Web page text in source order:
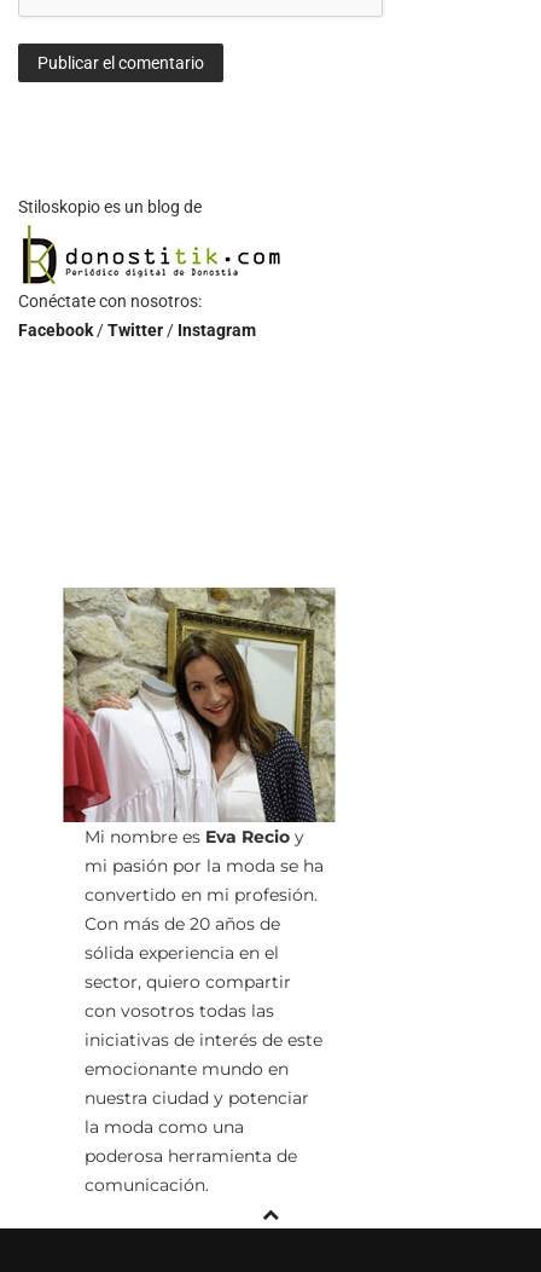
Stiloskopio es un blog de
Conéctate con nosotros:
Facebook/Twitter/ Instagram
Mi nombre es Eva Recio y
mi pasión por la moda se ha
convertido en mi profesión.
Con más de 20 años de
sólida experiencia en el
sector, quiero compartir
con vosotros todas las
iniciativas de interés de este
emocionante mundo en
nuestra ciudad y potenciar
la moda como una
poderosa herramienta de
comunicación.